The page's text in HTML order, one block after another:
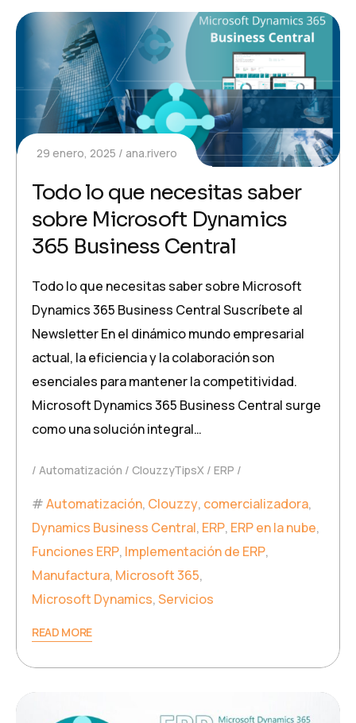
29 enero, 2025 ana.rivero
Todo lo que necesitas saber
sobre Microsoft Dynamics
365 Business Central
Todo lo que necesitas saber sobre Microsoft
Dynamics 365 Business Central Suscríbete al
Newsletter En el dinámico mundo empresarial
actual, la eficiencia y la colaboración son
esenciales para mantener la competitividad.
Microsoft Dynamics 365 Business Central surge
como una solución integral…
Automatización ClouzzyTipsX ERP
Automatización, Clouzzy, comercializadora,
Dynamics Business Central, ERP, ERP en la nube,
Funciones ERP, Implementación de ERP,
Manufactura, Microsoft 365,
Microsoft Dynamics,Servicios
READ MORE